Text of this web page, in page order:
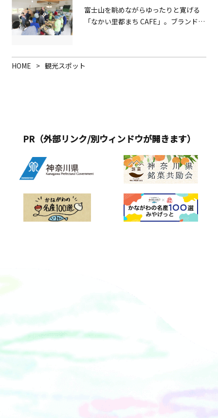
で、初めてのお子様でも安心です。キッ
ズカート 大人レンタルカート ポケ
バイをレンタルして走行ができます。
ル受講なしで乗ることができます。電
動カート・ポケバイであれば、４～１
０歳（ポケバイは5歳～）のお子様がス
クールなしでも手軽に乗れます。
富士山を眺めながらゆったりと寛げる
「なかい里都まち CAFE」。ブランド特
置され、ピザ作りなどの体験ができる
「里都まちキッチン」があります。
HOME 観光スポット
PR（外部リンク/別ウィンドウが開きます）